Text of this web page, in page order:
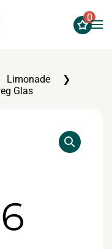
0
Limonade
Glas